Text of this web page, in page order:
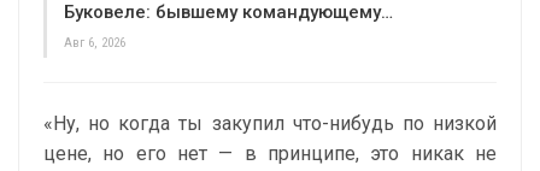
Буковеле: бывшему командующему…
Авг 6, 2026
«Ну, но когда ты закупил что-нибудь по низкой
цене, но его нет — в принципе, это никак не